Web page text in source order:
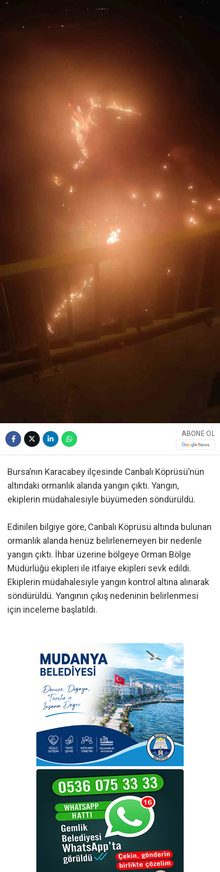
ABONE OL
Bursa’nın Karacabey ilçesinde Canbalı Köprüsü’nün
altındaki ormanlık alanda yangın çıktı. Yangın,
ekiplerin müdahalesiyle büyümeden söndürüldü.
Edinilen bilgiye göre, Canbalı Köprüsü altında bulunan
ormanlık alanda henüz belirlenemeyen bir nedenle
yangın çıktı. İhbar üzerine bölgeye Orman Bölge
Müdürlüğü ekipleri ile itfaiye ekipleri sevk edildi.
Ekiplerin müdahalesiyle yangın kontrol altına alınarak
söndürüldü. Yangının çıkış nedeninin belirlenmesi
için inceleme başlatıldı.